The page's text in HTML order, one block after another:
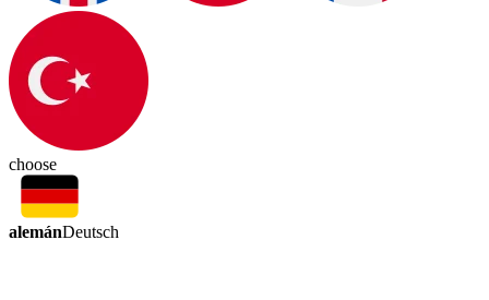
choose
alemánDeutsch